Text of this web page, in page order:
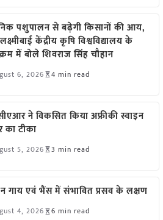
पशुपालन से बढ़ेगी किसानों की आय,
केंद्रीय कृषि विश्वविद्यालय के
में बोले शिवराज सिंह चौहान
6, 2026 4 min read
ने विकसित किया अफ्रीकी स्वाइन
का टीका
5, 2026 3 min read
गाय एवं भैंस में संभावित प्रसव के लक्षण
4, 2026 6 min read